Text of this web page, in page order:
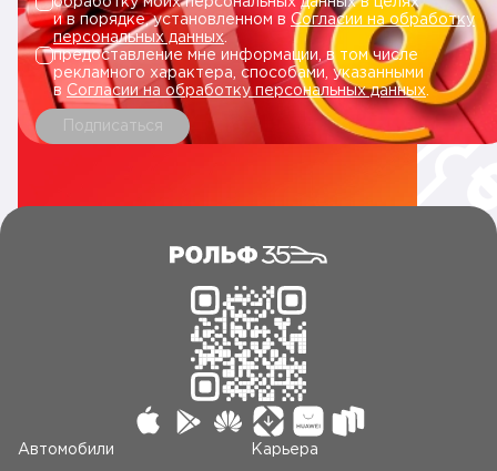
и в порядке, установленном в Согласии на обработку
персональных данных.
предоставление мне информации, в том числе
рекламного характера, способами, указанными
в Согласии на обработку персональных данных
Подписаться
Автомобили Карьера